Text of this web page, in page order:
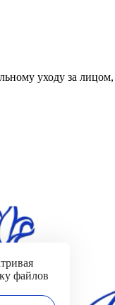
уходу за
файлов